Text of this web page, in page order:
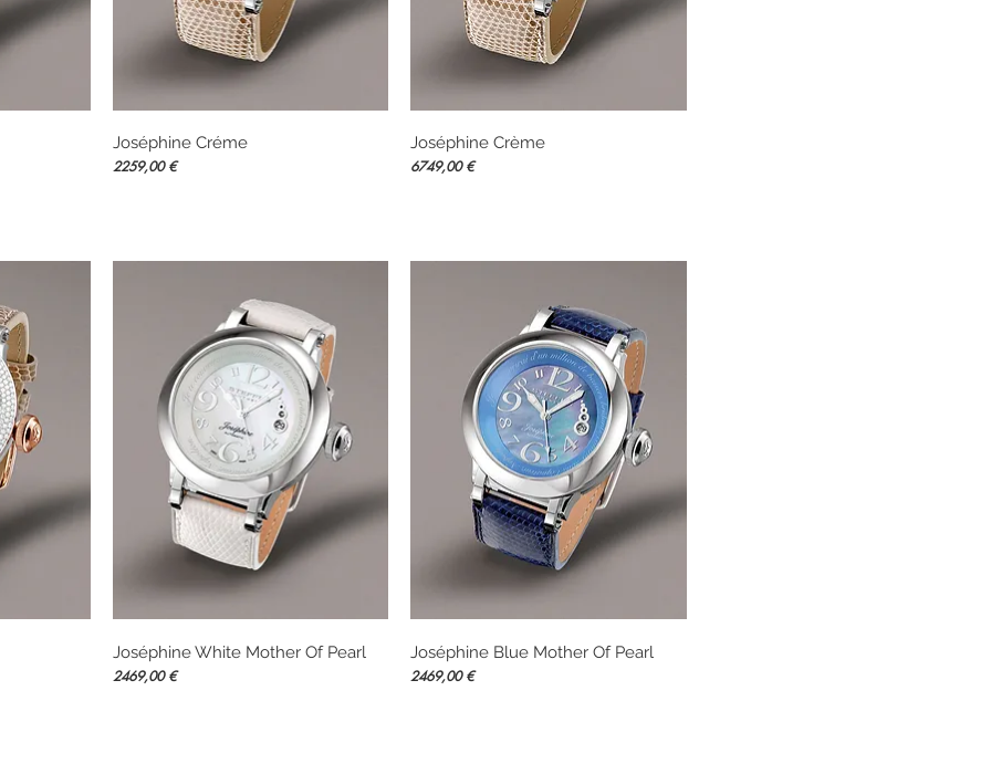
Vista rápida
Joséphine Créme
Precio
2259,00 €
Vista rápida
Joséphine Crème
Precio
6749,00 €
Vista rápida
Joséphine White Mother Of Pearl
Precio
2469,00 €
Vista rápida
Joséphine Blue Mother Of Pearl
Precio
2469,00 €